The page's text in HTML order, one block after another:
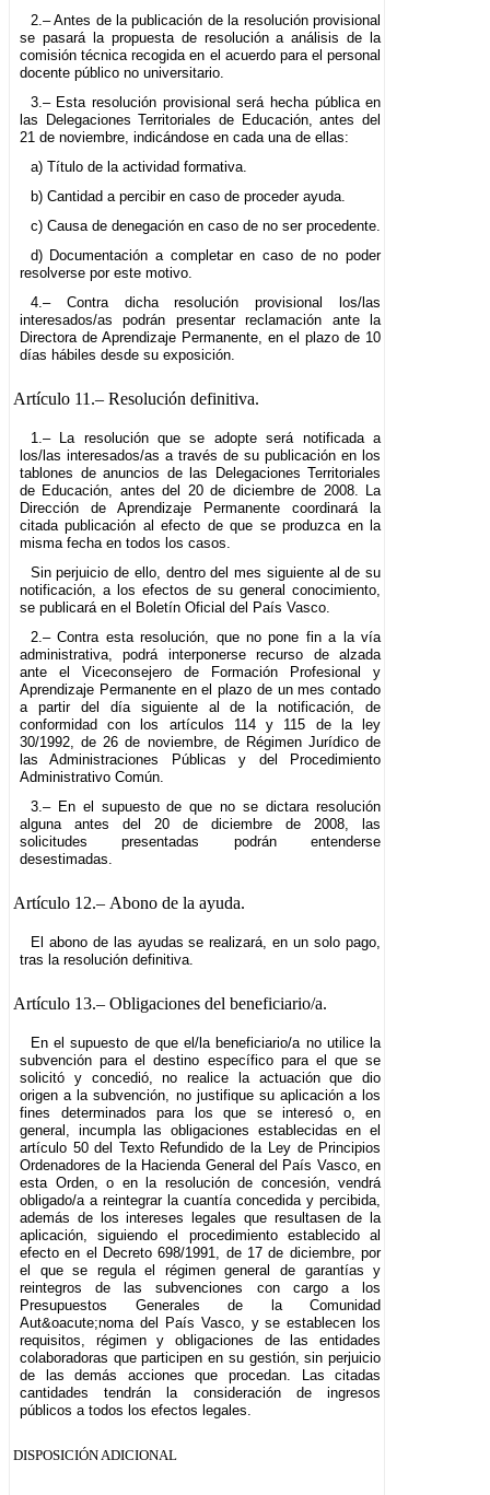
2.– Antes de la publicación de la resolución provisional
se pasará la propuesta de resolución a análisis de la
comisión técnica recogida en el acuerdo para el personal
docente público no universitario.
3.– Esta resolución provisional será hecha pública en
las Delegaciones Territoriales de Educación, antes del
21 de noviembre, indicándose en cada una de ellas:
a) Título de la actividad formativa.
b) Cantidad a percibir en caso de proceder ayuda.
c) Causa de denegación en caso de no ser procedente.
d) Documentación a completar en caso de no poder
resolverse por este motivo.
4.– Contra dicha resolución provisional los/las
interesados/as podrán presentar reclamación ante la
Directora de Aprendizaje Permanente, en el plazo de 10
días hábiles desde su exposición.
Artículo 11.– Resolución definitiva.
1.– La resolución que se adopte será notificada a
los/las interesados/as a través de su publicación en los
tablones de anuncios de las Delegaciones Territoriales
de Educación, antes del 20 de diciembre de 2008. La
Dirección de Aprendizaje Permanente coordinará la
citada publicación al efecto de que se produzca en la
misma fecha en todos los casos.
Sin perjuicio de ello, dentro del mes siguiente al de su
notificación, a los efectos de su general conocimiento,
se publicará en el Boletín Oficial del País Vasco.
2.– Contra esta resolución, que no pone fin a la vía
administrativa, podrá interponerse recurso de alzada
ante el Viceconsejero de Formación Profesional y
Aprendizaje Permanente en el plazo de un mes contado
a partir del día siguiente al de la notificación, de
conformidad con los artículos 114 y 115 de la ley
30/1992, de 26 de noviembre, de Régimen Jurídico de
las Administraciones Públicas y del Procedimiento
Administrativo Común.
3.– En el supuesto de que no se dictara resolución
alguna antes del 20 de diciembre de 2008, las
solicitudes presentadas podrán entenderse
desestimadas.
Artículo 12.– Abono de la ayuda.
El abono de las ayudas se realizará, en un solo pago,
tras la resolución definitiva.
Artículo 13.– Obligaciones del beneficiario/a.
En el supuesto de que el/la beneficiario/a no utilice la
subvención para el destino específico para el que se
solicitó y concedió, no realice la actuación que dio
origen a la subvención, no justifique su aplicación a los
fines determinados para los que se interesó o, en
general, incumpla las obligaciones establecidas en el
artículo 50 del Texto Refundido de la Ley de Principios
Ordenadores de la Hacienda General del País Vasco, en
esta Orden, o en la resolución de concesión, vendrá
obligado/a a reintegrar la cuantía concedida y percibida,
además de los intereses legales que resultasen de la
aplicación, siguiendo el procedimiento establecido al
efecto en el Decreto 698/1991, de 17 de diciembre, por
el que se regula el régimen general de garantías y
reintegros de las subvenciones con cargo a los
Presupuestos Generales de la Comunidad
Aut&oacute;noma del País Vasco, y se establecen los
requisitos, régimen y obligaciones de las entidades
colaboradoras que participen en su gestión, sin perjuicio
de las demás acciones que procedan. Las citadas
cantidades tendrán la consideración de ingresos
públicos a todos los efectos legales.
DISPOSICIÓN ADICIONAL